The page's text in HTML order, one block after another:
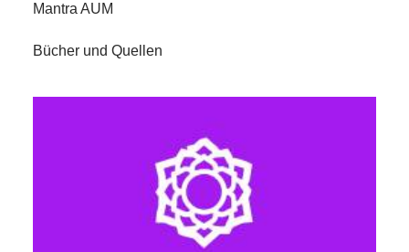
Mantra AUM
Bücher und Quellen